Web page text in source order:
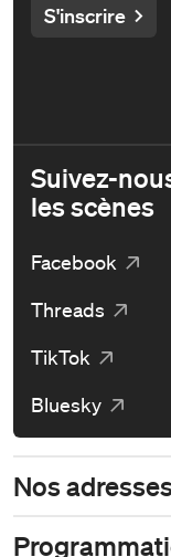
S'inscrire
Suivez-
les scènes
Facebook
Threads
TikTok
Bluesky
Nos adresses